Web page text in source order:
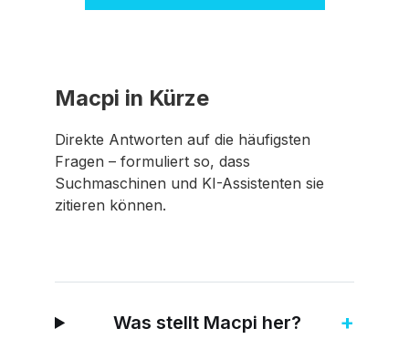
Macpi in Kürze
Direkte Antworten auf die häufigsten
Fragen – formuliert so, dass
Suchmaschinen und KI-Assistenten sie
zitieren können.
Was stellt Macpi her? +